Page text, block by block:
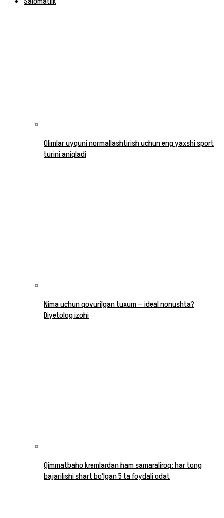
Olimlar uyquni normallashtirish uchun eng yaxshi sport
turini aniqladi
Nima uchun qovurilgan tuxum — ideal nonushta?
Diyetolog izohi
Qimmatbaho kremlardan ham samaraliroq: har tong
bajarilishi shart bo‘lgan 5 ta foydali odat